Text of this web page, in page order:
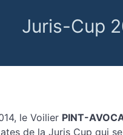
Juris-Cup
le Voilier PINT-
de la Juris Cup qui